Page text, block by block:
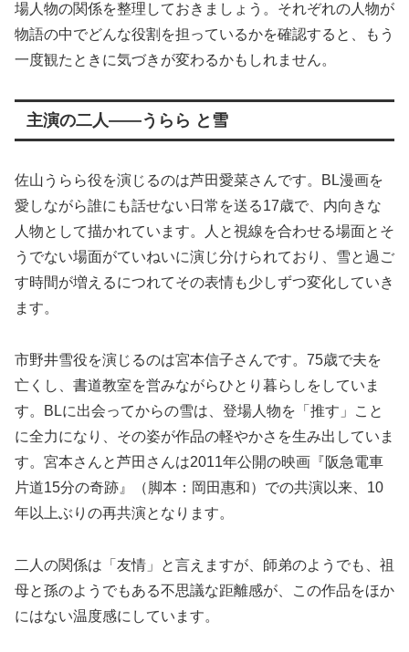
場人物の関係を整理しておきましょう。それぞれの人物が
物語の中でどんな役割を担っているかを確認すると、もう
一度観たときに気づきが変わるかもしれません。
主演の二人――うらら と雪
佐山うらら役を演じるのは芦田愛菜さんです。BL漫画を
愛しながら誰にも話せない日常を送る17歳で、内向きな
人物として描かれています。人と視線を合わせる場面とそ
うでない場面がていねいに演じ分けられており、雪と過ご
す時間が増えるにつれてその表情も少しずつ変化していき
ます。
市野井雪役を演じるのは宮本信子さんです。75歳で夫を
亡くし、書道教室を営みながらひとり暮らしをしていま
す。BLに出会ってからの雪は、登場人物を「推す」こと
に全力になり、その姿が作品の軽やかさを生み出していま
す。宮本さんと芦田さんは2011年公開の映画『阪急電車
片道15分の奇跡』（脚本：岡田惠和）での共演以来、10
年以上ぶりの再共演となります。
二人の関係は「友情」と言えますが、師弟のようでも、祖
母と孫のようでもある不思議な距離感が、この作品をほか
にはない温度感にしています。